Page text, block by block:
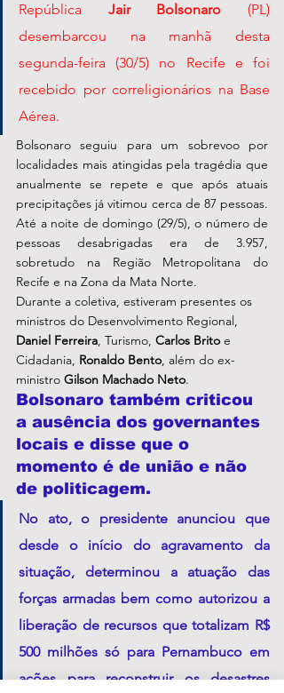
República Jair Bolsonaro (PL)
desembarcou na manhã desta
segunda-feira (30/5) no Recife e foi
recebido por correligionários na Base
Aérea.
Bolsonaro seguiu para um sobrevoo por
localidades mais atingidas pela tragédia que
anualmente se repete e que após atuais
precipitações já vitimou cerca de 87 pessoas.
Até a noite de domingo (29/5), o número de
pessoas desabrigadas era de 3.957,
sobretudo na Região Metropolitana do
Recife e na Zona da Mata Norte.
Durante a coletiva, estiveram presentes os
ministros do Desenvolvimento Regional,
Daniel Ferreira, Turismo, Carlos Brito e
Cidadania, Ronaldo Bento, além do ex-
ministro Gilson Machado Neto.
Bolsonaro também criticou
a ausência dos governantes
locais e disse que o
momento é de união e não
de politicagem.
No ato, o presidente anunciou que
desde o início do agravamento da
situação, determinou a atuação das
forças armadas bem como autorizou a
liberação de recursos que totalizam R$
500 milhões só para Pernambuco em
ações para reconstruir os desastres